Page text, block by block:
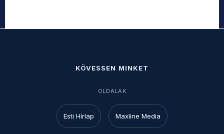
KÖVESSEN MINKET
OLDALAK
Esti Hírlap Maxline Media